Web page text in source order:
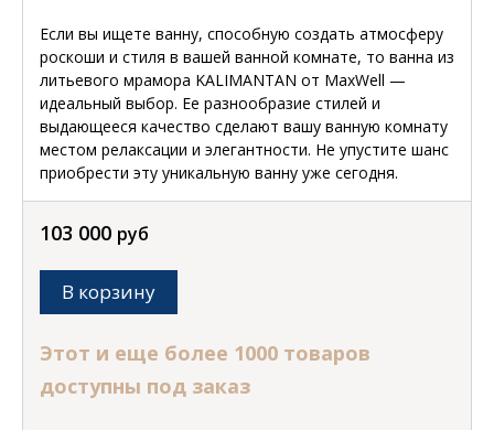
Если вы ищете ванну, способную создать атмосферу
роскоши и стиля в вашей ванной комнате, то ванна из
литьевого мрамора KALIMANTAN от MaxWell —
идеальный выбор. Ее разнообразие стилей и
выдающееся качество сделают вашу ванную комнату
местом релаксации и элегантности. Не упустите шанс
приобрести эту уникальную ванну уже сегодня.
103 000 руб
В корзину
Этот и еще более 1000 товаров
доступны под заказ